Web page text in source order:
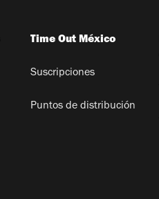
Time Out México
Suscripciones
Puntos de distribución